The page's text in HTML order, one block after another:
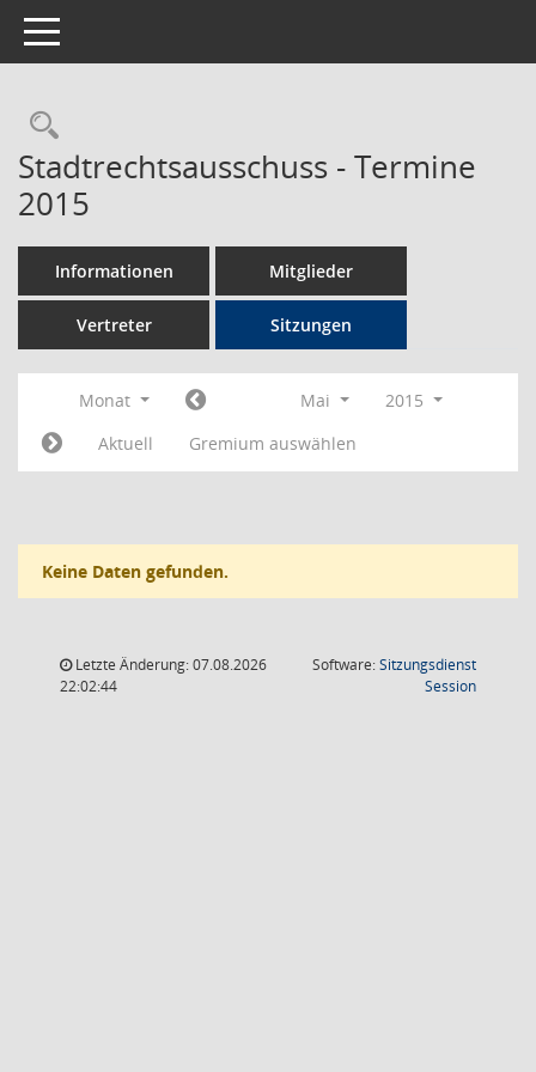
Toggle navigation
Rechercheauswahl
Stadtrechtsausschuss - Termine
2015
Informationen Mitglieder
Vertreter Sitzungen
Monat Mai
2015
Aktuell
Gremium auswählen
Keine Daten gefunden.
Letzte Änderung: 07.08.2026
22:02:44
Software:Sitzungsdienst
Session(Wird in